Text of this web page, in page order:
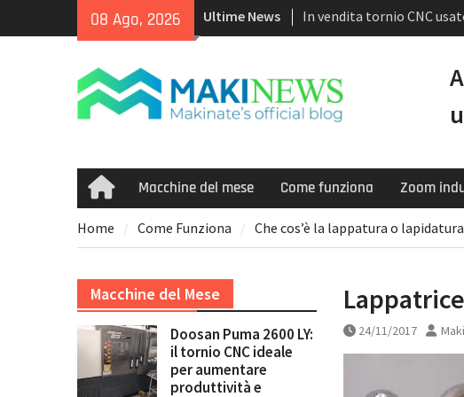
08 Ago, 2026 Ultime News
In vendita tornio CNC
Puma TW2600M GL
recenti con controllo
tecnologia multitasking</
Doosan Puma 2600 LY: il
marginalità
HomeMacchine del mese Come funziona Zoom
Home Come Funziona Che cos’è la lappatura o
Lappatrice
24/11/2017
Macchine del Mese
Doosan Puma 2600 LY:
il tornio CNC ideale
per aumentare
produttività e